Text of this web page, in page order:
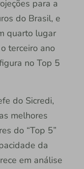
para a
do Brasil, e
quarto lugar
terceiro ano
no Top 5
do Sicredi,
melhores
do “Top 5”
da
em análise